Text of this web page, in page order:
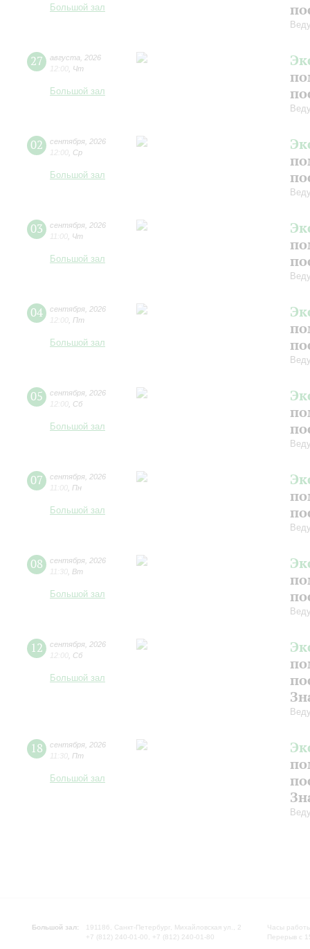
Большой зал
27 августа
2026
12:00 Чт
Большой зал
02 сентября 2026
12:00 Ср
Большой зал
03 сентября 2026
11:00 Чт
Большой зал
04 сентября 2026
12:00 Пт
Большой зал
05 сентября 2026
12:00 Сб
Большой зал
07 сентября 2026
11:00 Пн
Большой зал
08 сентября 2026
11:30 Вт
Большой зал
12 сентября 2026
12:00 Сб
Большой зал
18 сентября 2026
11:30 Пт
Большой зал
Большой зал:
191186, Санкт-Петербург, Михайловская ул., 2
+7 (812) 240-01-00, +7 (812) 240-01-80
Часы
Перерыв с